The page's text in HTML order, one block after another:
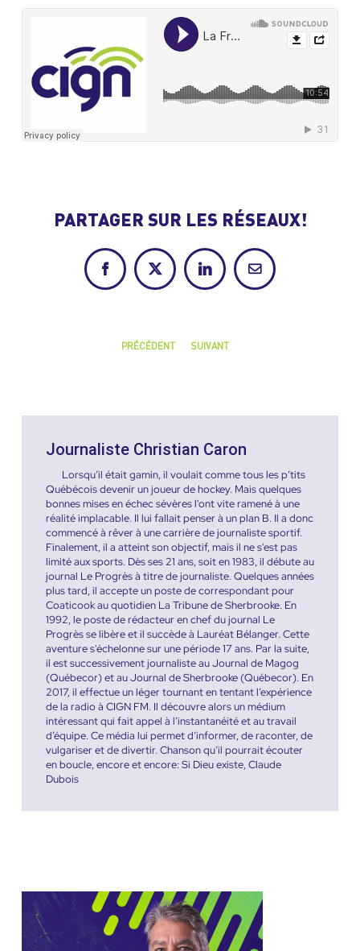
PARTAGER SUR LES RÉSEAUX!
FacebookX LinkedInCourriel
PRÉCÉDENT SUIVANT
Journaliste Christian Caron
Lorsqu’il était gamin, il voulait comme tous les p’tits
Québécois devenir un joueur de hockey. Mais quelques
bonnes mises en échec sévères l'ont vite ramené à une
réalité implacable. Il lui fallait penser à un plan B. Il a donc
commencé à rêver à une carrière de journaliste sportif.
Finalement, il a atteint son objectif, mais il ne s'est pas
limité aux sports. Dès ses 21 ans, soit en 1983, il débute au
journal Le Progrès à titre de journaliste. Quelques années
plus tard, il accepte un poste de correspondant pour
Coaticook au quotidien La Tribune de Sherbrooke. En
1992, le poste de rédacteur en chef du journal Le
Progrès se libère et il succède à Lauréat Bélanger. Cette
aventure s'échelonne sur une période 17 ans. Par la suite,
il est successivement journaliste au Journal de Magog
(Québecor) et au Journal de Sherbrooke (Québecor). En
2017, il effectue un léger tournant en tentant l’expérience
de la radio à CIGN FM. Il découvre alors un médium
intéressant qui fait appel à l’instantanéité et au travail
d’équipe. Ce média lui permet d’informer, de raconter, de
vulgariser et de divertir. Chanson qu’il pourrait écouter
en boucle, encore et encore: Si Dieu existe, Claude
Dubois